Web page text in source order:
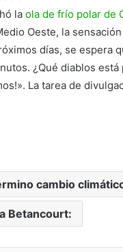
la ola de frío polar de
Oeste, la
días, se espera
¿Qué diablos está
La tarea de
cambio
Betancourt: